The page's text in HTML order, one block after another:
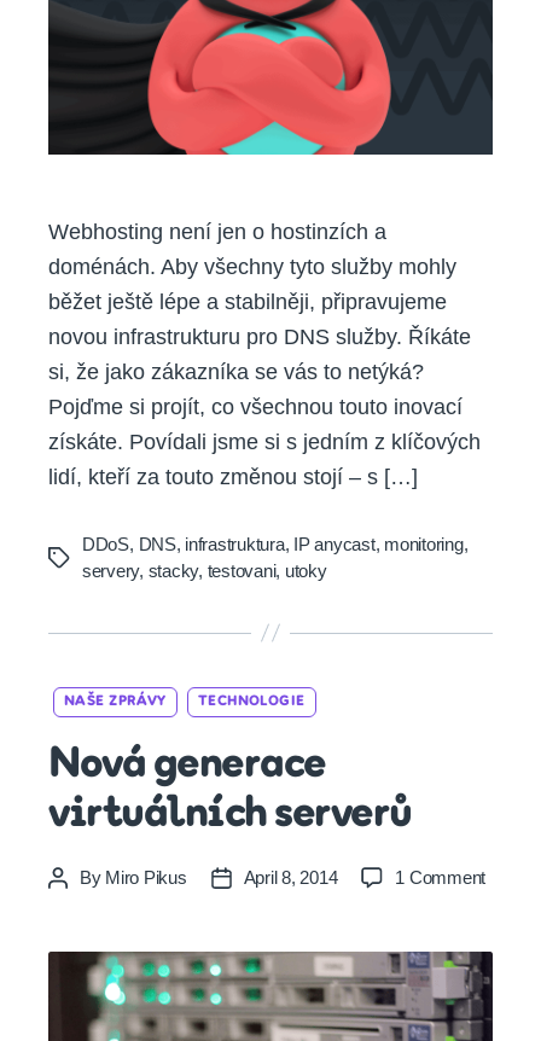
Webhosting není jen o hostinzích a
doménách. Aby všechny tyto služby mohly
běžet ještě lépe a stabilněji, připravujeme
novou infrastrukturu pro DNS služby. Říkáte
si, že jako zákazníka se vás to netýká?
Pojďme si projít, co všechnou touto inovací
získáte. Povídali jsme si s jedním z klíčových
lidí, kteří za touto změnou stojí – s […]
Tags
DDoS, DNS, infrastruktura, IP anycast, monitoring,
servery, stacky, testovani, utoky
Categories
NAŠE ZPRÁVY TECHNOLOGIE
Nová generace
virtuálních serverů
PostBy Miro Pikus
PostApril 8, 2014 1 Commenton